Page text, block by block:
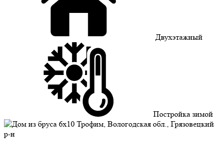
Двухэтажный
Постройка зимой